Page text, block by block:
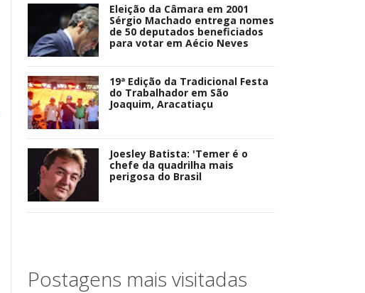
Eleição da Câmara em 2001
Sérgio Machado entrega nomes
de 50 deputados beneficiados
para votar em Aécio Neves
19ª Edição da Tradicional Festa
do Trabalhador em São
Joaquim, Aracatiaçu
Joesley Batista: 'Temer é o
chefe da quadrilha mais
perigosa do Brasil
Postagens mais visitadas